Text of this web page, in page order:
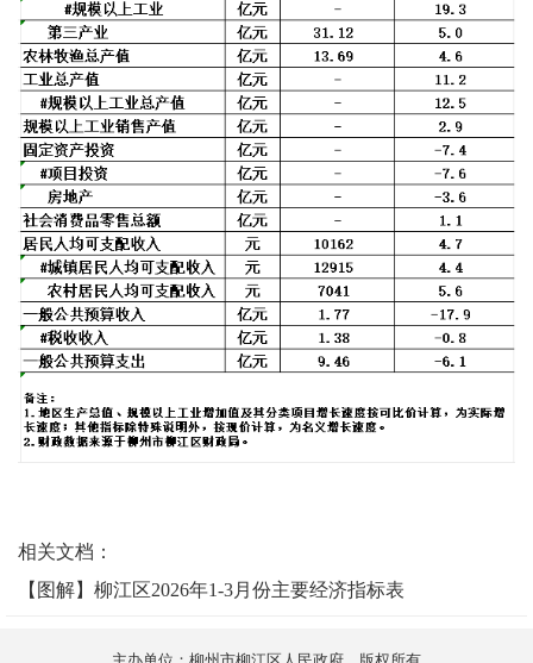
相关文档：
【图解】柳江区2026年1-3月份主要经济指标表